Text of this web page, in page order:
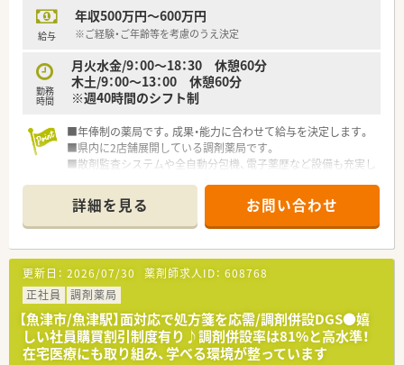
給与
年収500万円～600万円
※ご経験・ご年齢等を考慮のうえ決定
勤務
時間
月火水金/9：00～18：30 休憩60分
木土/9：00～13：00 休憩60分
※週40時間のシフト制
■年俸制の薬局です。成果・能力に合わせて給与を決定します。
■県内に2店舗展開している調剤薬局です。
■散剤監査システムや全自動分包機、電子薬歴など設備も充実し
詳細を見る お問い合わせ
更新日： 2026/07/30 薬剤師求人ID： 608768
正社員
調剤薬局
【魚津市/魚津駅】面対応で処方箋を応需/調剤併設DGS●嬉
しい社員購買割引制度有り♪調剤併設率は81%と高水準！
在宅医療にも取り組み、学べる環境が整っています